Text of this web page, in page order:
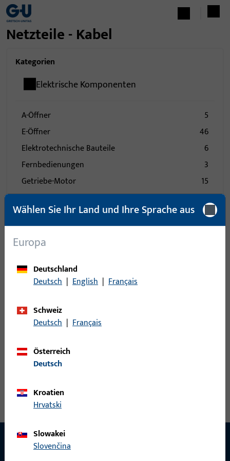
Netzteile - Kabel
Kategorien
Elektrische Komponenten
A-Öffner
5
E-Öffner
46
Elektrotechnische Bauteile
6
Fernbedienungen
3
Getriebe-Motor
15
Lesegeräte
4
Sender
10
Sensoren
33
Steuerungen
Türspion
Zubehör elektrisch
Wählen Sie Ihr Land und Ihre Sprache aus
Europa
Deutschland
Deutsch | English | Français
Schweiz
Deutsch | Français
Österreich
Deutsch
Kroatien
Hrvatski
Slowakei
Slovenčina